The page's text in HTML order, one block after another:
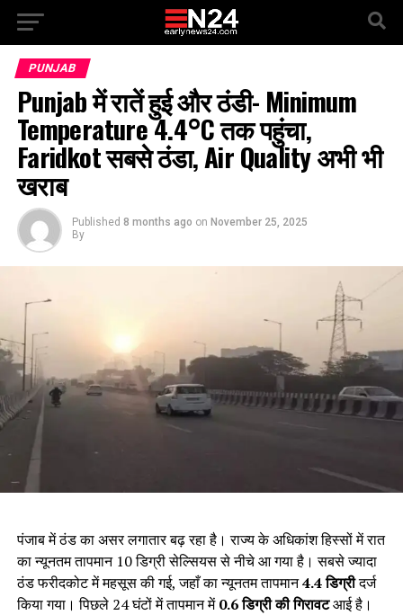
PUNJAB
Punjab में रातें हुई और ठंडी- Minimum
Temperature 4.4°C तक पहुंचा,
Faridkot सबसे ठंडा, Air Quality अभी भी
खराब
Published 8 months ago on November 25, 2025
By
पंजाब में ठंड का असर लगातार बढ़ रहा है। राज्य के अधिकांश हिस्सों में रात
का न्यूनतम तापमान 10 डिग्री सेल्सियस से नीचे आ गया है। सबसे ज्यादा
ठंड फरीदकोट में महसूस की गई, जहाँ का न्यूनतम तापमान4.4डिग्रीदर्ज
किया गया। पिछले 24 घंटों में तापमान में0.6डिग्री की गिरावटआई है।